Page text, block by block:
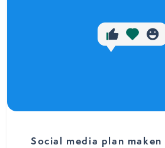
Social media plan